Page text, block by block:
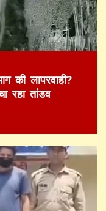
की लापरवाही?
रहा तांडव